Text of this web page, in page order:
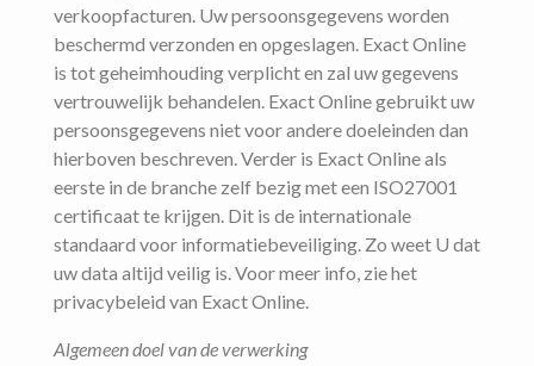
verkoopfacturen. Uw persoonsgegevens worden
beschermd verzonden en opgeslagen. Exact Online
is tot geheimhouding verplicht en zal uw gegevens
vertrouwelijk behandelen. Exact Online gebruikt uw
persoonsgegevens niet voor andere doeleinden dan
hierboven beschreven. Verder is Exact Online als
eerste in de branche zelf bezig met een ISO27001
certificaat te krijgen. Dit is de internationale
standaard voor informatiebeveiliging. Zo weet U dat
uw data altijd veilig is. Voor meer info, zie het
privacybeleid van Exact Online.
Algemeen doel van de verwerking